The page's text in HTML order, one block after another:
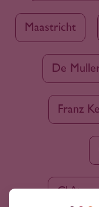
Maastricht
De
Franz